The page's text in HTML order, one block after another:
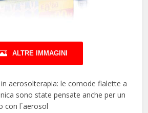
ALTRE IMMAGINI
in aerosolterapia: le comode fialette a
sono state pensate anche per un
con l`aerosol